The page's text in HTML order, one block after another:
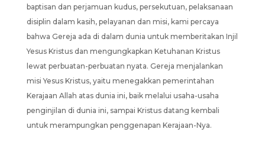
baptisan dan perjamuan kudus, persekutuan, pelaksanaan
disiplin dalam kasih, pelayanan dan misi, kami percaya
bahwa Gereja ada di dalam dunia untuk memberitakan Injil
Yesus Kristus dan mengungkapkan Ketuhanan Kristus
lewat perbuatan-perbuatan nyata. Gereja menjalankan
misi Yesus Kristus, yaitu menegakkan pemerintahan
Kerajaan Allah atas dunia ini, baik melalui usaha-usaha
penginjilan di dunia ini, sampai Kristus datang kembali
untuk merampungkan penggenapan Kerajaan-Nya.